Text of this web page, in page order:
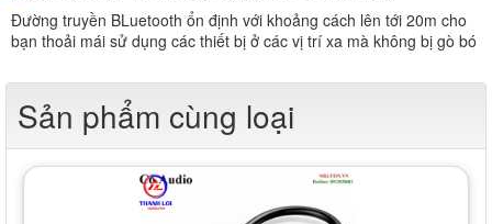
Đường truyền BLuetooth ổn định với khoảng cách lên tới 20m cho
bạn thoải mái sử dụng các thiết bị ở các vị trí xa mà không bị gò bó
Sản phẩm cùng loại